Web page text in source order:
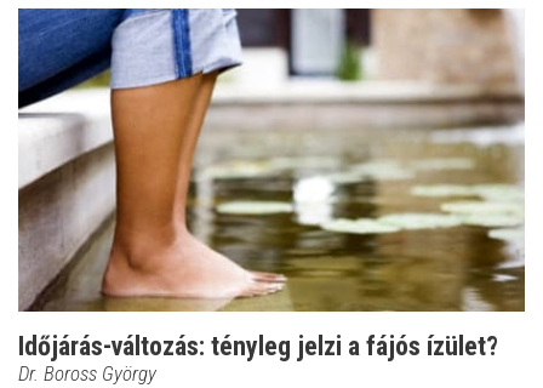
Időjárás-változás: tényleg jelzi a fájós ízület?
Dr. Boross György